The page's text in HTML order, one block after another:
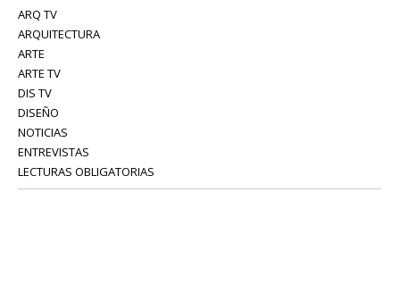
ARQ TV
ARQUITECTURA
ARTE
ARTE TV
DIS TV
DISEÑO
NOTICIAS
ENTREVISTAS
LECTURAS OBLIGATORIAS